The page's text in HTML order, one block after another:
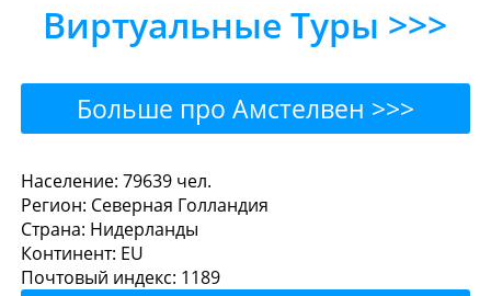
Виртуальные Туры >>>
Больше про Амстелвен >>>
Амстелвен - Где поесть
или перекусить?
Рестораны Кафе
Население: 79639 чел.
Регион: Северная Голландия
Страна: Нидерланды
Континент: EU
Почтовый индекс: 1189